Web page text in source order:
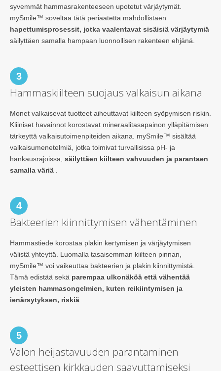
syvemmät hammasrakenteeseen upotetut värjäytymät.
mySmile™ soveltaa tätä periaatetta mahdollistaen
hapettumisprosessit, jotka vaalentavat sisäisiä värjäytymiä
säilyttäen samalla hampaan luonnollisen rakenteen ehjänä.
3
Hammaskiilteen suojaus valkaisun aikana
Monet valkaisevat tuotteet aiheuttavat kiilteen syöpymisen riskin.
Kliiniset havainnot korostavat mineraalitasapainon ylläpitämisen
tärkeyttä valkaisutoimenpiteiden aikana. mySmile™ sisältää
valkaisumenetelmiä, jotka toimivat turvallisissa pH- ja
hankausrajoissa, säilyttäen kiilteen vahvuuden ja parantaen
samalla väriä
4
Bakteerien kiinnittymisen vähentäminen
Hammastiede korostaa plakin kertymisen ja värjäytymisen
välistä yhteyttä. Luomalla tasaisemman kiilteen pinnan,
mySmile™ voi vaikeuttaa bakteerien ja plakin kiinnittymistä.
Tämä edistää sekä parempaa ulkonäköä että vähentää
yleisten hammasongelmien, kuten reikiintymisen ja
ienärsytyksen, riskiä
5
Valon heijastavuuden parantaminen
esteettisen kirkkauden saavuttamiseksi